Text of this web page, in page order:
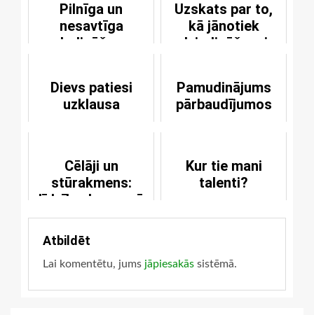
Pilnīga un
nesavtīga
sludināšana
Uzskats par to,
kā jānotiek
dziedināšanai
Dievs patiesi
uzklausa
Pamudinājums
pārbaudījumos
Cēlāji un
stūrakmens:
līdzība, kas runā
arī par mums
Kur tie mani
talenti?
Atbildēt
Lai komentētu, jums jāpiesakās sistēmā.